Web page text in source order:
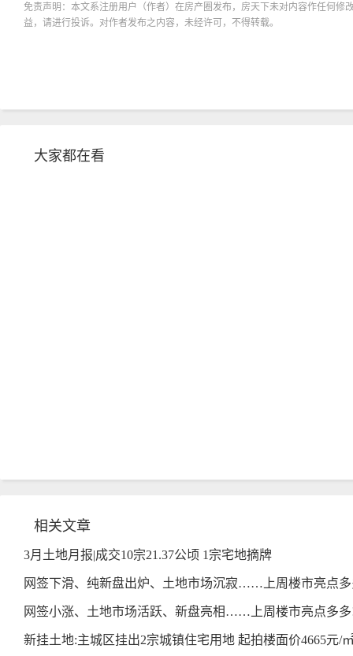
免责声明：本文系注册用户（作者）在房产圈发布，房天下未对内容作任何
益，请进行投诉。对作者发布之内容，未经许可，不得转载。
大家都在看
相关文章
3月土地月报|成交10宗21.37公顷 1宗宅地摘牌
网签下滑、纯新盘出炉、土地市场沉寂……上周楼市亮点
网签小涨、土地市场活跃、新盘亮相……上周楼市亮点多
新挂土地:主城区挂出2宗城镇住宅用地 起拍楼面价4665元/